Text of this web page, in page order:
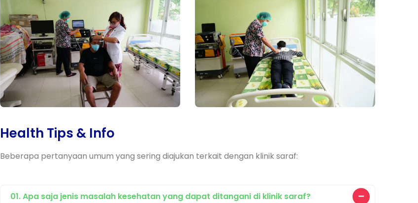
Health Tips & Info
Beberapa pertanyaan umum yang sering diajukan terkait dengan klinik saraf:
01. Apa saja jenis masalah kesehatan yang dapat ditangani di klinik saraf?